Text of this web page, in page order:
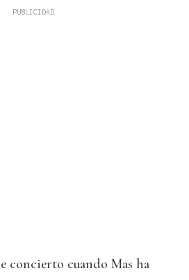
concierto cuando Mas ha